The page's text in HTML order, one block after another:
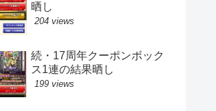
晒し
204 views
続・17周年クーポンボック
ス1連の結果晒し
199 views